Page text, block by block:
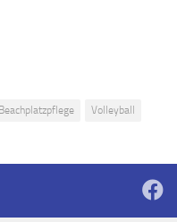
Beachplatzpflege Volleyball